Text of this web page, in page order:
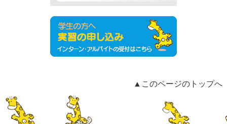
▲このページのトップへ